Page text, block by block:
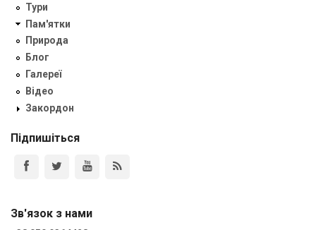
Тури
Пам'ятки
Природа
Блог
Галереї
Відео
Закордон
Підпишіться
Зв'язок з нами